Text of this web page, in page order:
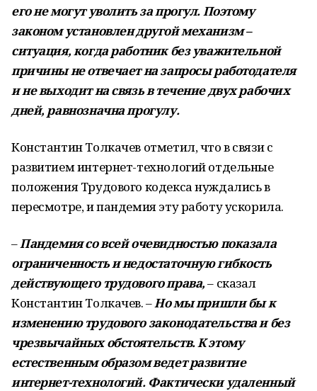
его не могут уволить за прогул. Поэтому
законом установлен другой механизм –
ситуация, когда работник без уважительной
причины не отвечает на запросы работодателя
и не выходит на связь в течение двух рабочих
дней, равнозначна прогулу.
Константин Толкачев отметил, что в связи с
развитием интернет-технологий отдельные
положения Трудового кодекса нуждались в
пересмотре, и пандемия эту работу ускорила.
–Пандемия со всей очевидностью показала
ограниченность и недостаточную гибкость
действующего трудового права,– сказал
Константин Толкачев. –Но мы пришли бы к
изменению трудового законодательства и без
чрезвычайных обстоятельств. К этому
естественным образом ведет развитие
интернет-технологий. Фактически удаленный